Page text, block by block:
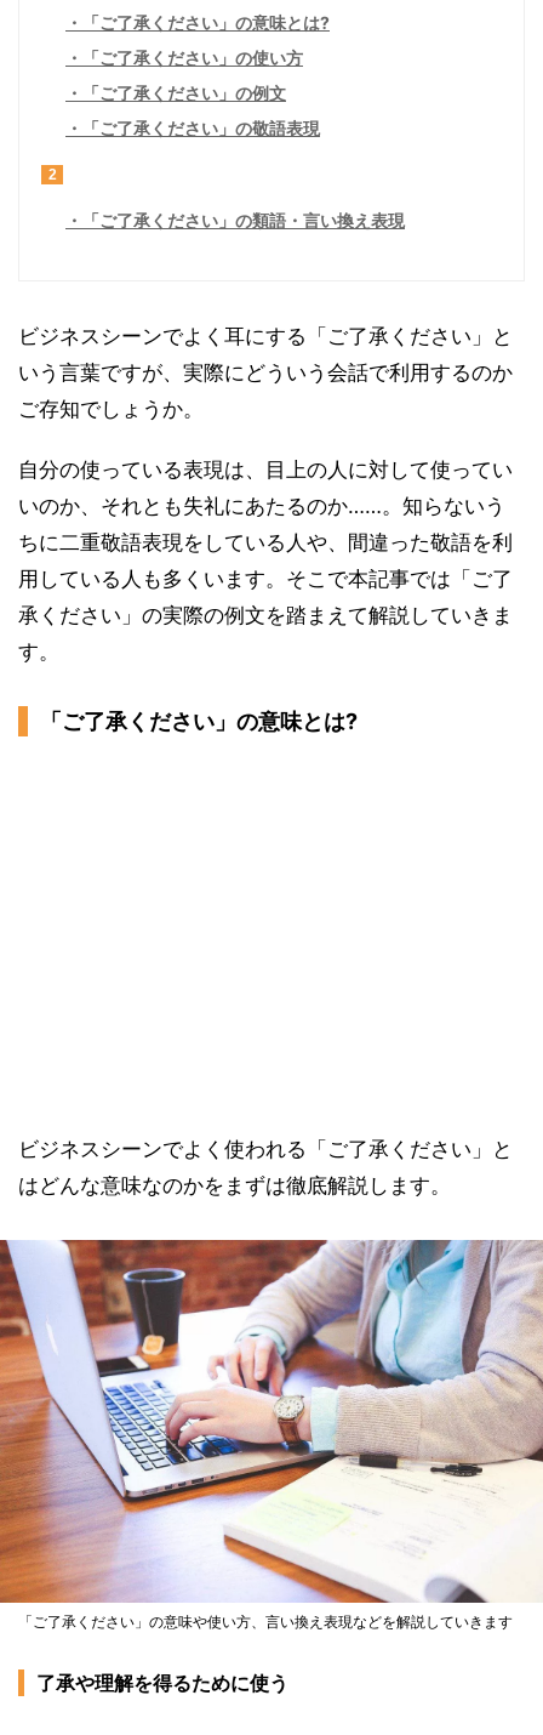
「ご了承ください」の意味とは?
「ご了承ください」の使い方
「ご了承ください」の例文
「ご了承ください」の敬語表現
2
「ご了承ください」の類語・言い換え表現
ビジネスシーンでよく耳にする「ご了承ください」と
いう言葉ですが、実際にどういう会話で利用するのか
ご存知でしょうか。
自分の使っている表現は、目上の人に対して使ってい
いのか、それとも失礼にあたるのか……。知らないう
ちに二重敬語表現をしている人や、間違った敬語を利
用している人も多くいます。そこで本記事では「ご了
承ください」の実際の例文を踏まえて解説していきま
す。
「ご了承ください」の意味とは?
ビジネスシーンでよく使われる「ご了承ください」と
はどんな意味なのかをまずは徹底解説します。
「ご了承ください」の意味や使い方、言い換え表現などを解説していきます
了承や理解を得るために使う